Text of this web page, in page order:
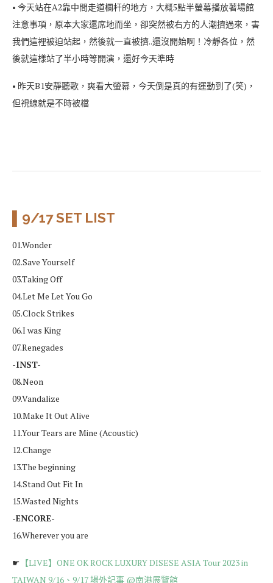
• 今天站在A2靠中間走道欄杆的地方，大概5點半螢幕播放著場館
注意事項，原本大家還席地而坐，卻突然被右方的人潮擠過來，害
我們這裡被迫站起，然後就一直被擠..還沒開始啊！冷靜各位，然
後就這樣站了半小時等開演，還好今天準時
• 昨天B1安靜聽歌，爽看大螢幕，今天倒是真的有運動到了(笑)，
但視線就是不時被檔
▌9/17 SET LIST
01.Wonder
02.Save Yourself
03.Taking Off
04.Let Me Let You Go
05.Clock Strikes
06.I was King
07.Renegades
-INST-
08.Neon
09.Vandalize
10.Make It Out Alive
11.Your Tears are Mine (Acoustic)
12.Change
13.The beginning
14.Stand Out Fit In
15.Wasted Nights
-ENCORE-
16.Wherever you are
☛ 【LIVE】ONE OK ROCK LUXURY DISESE ASIA Tour 2023 in
TAIWAN 9/16、9/17 場外記事 @南港展覽館